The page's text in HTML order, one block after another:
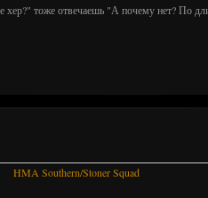
тоже отвечаешь "А почему нет? По
HMA Southern/Stoner Squad